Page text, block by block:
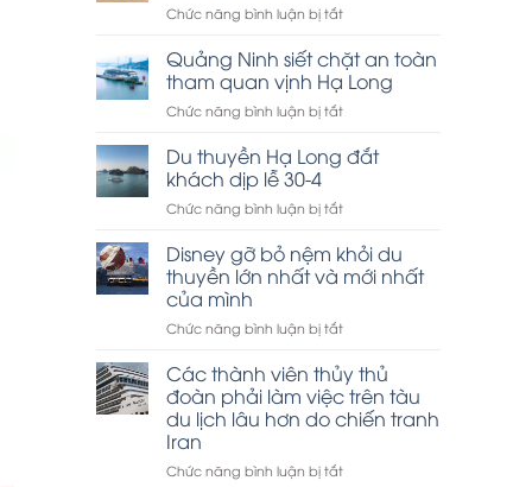
Chức năng bình luận bị tắtở
đã
đến
Celebration
Key
Carnival
Quảng Ninh siết chặt an toàn
tham quan vịnh Hạ Long
Chức năng bình luận bị tắtở
Ninh
siết
an
tham
quan
vịnh
Long
Du thuyền Hạ Long đắt
khách dịp lễ 30-4
Chức năng bình luận bị tắtở
thuyền
Hạ
Long
khách
lễ
30-
4
Disney gỡ bỏ nệm khỏi du
thuyền lớn nhất và mới nhất
của mình
Chức năng bình luận bị tắtở
bỏ
nệm
khỏi
thuyền
Các thành viên thủy thủ
đoàn phải làm việc trên tàu
du lịch lâu hơn do chiến tranh
Iran
Chức năng bình luận bị tắtở